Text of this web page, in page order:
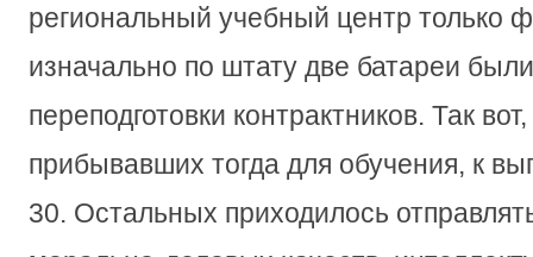
региональный учебный центр только
изначально по штату две батареи
переподготовки контрактников. Так
прибывавших тогда для обучения, к
30. Остальных приходилось